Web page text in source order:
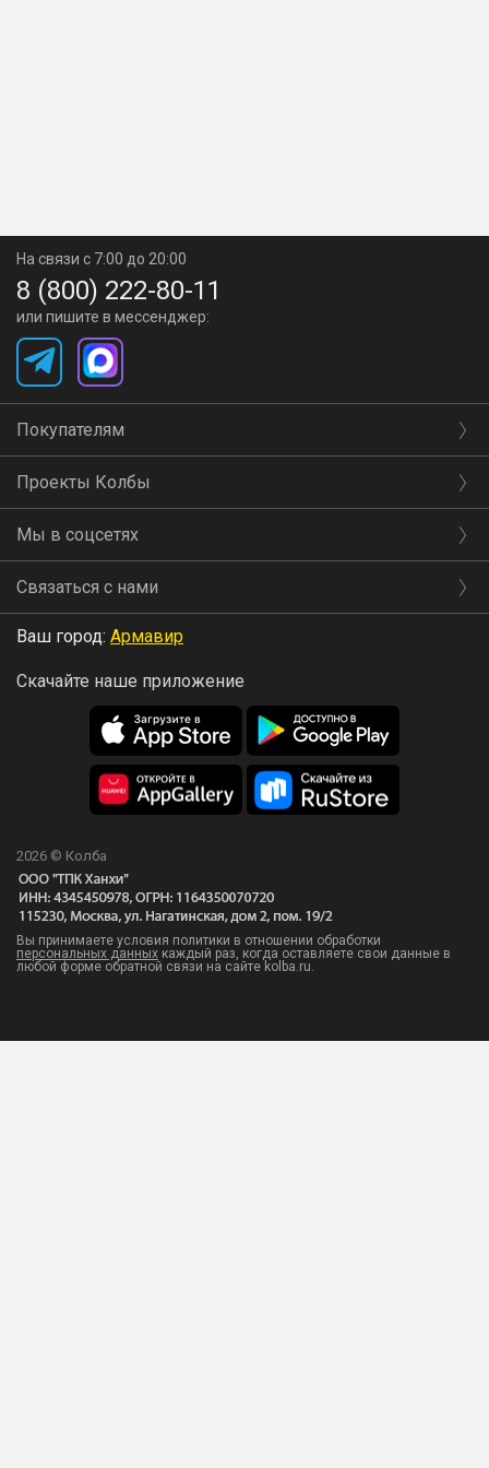
На связи с 7:00 до 20:00
8 (800) 222-80-11
или пишите в мессенджер:
Покупателям
Проекты Колбы
Мы в соцсетях
Связаться с нами
Ваш город: Армавир
Скачайте наше приложение
2026 © Колба
Вы принимаете условия политики в отношении обработки
персональных данных каждый раз, когда оставляете свои данные в
любой форме обратной связи на сайте kolba.ru.